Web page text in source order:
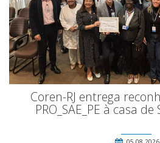
Coren-RJ entrega
PRO_SAE_PE à casa